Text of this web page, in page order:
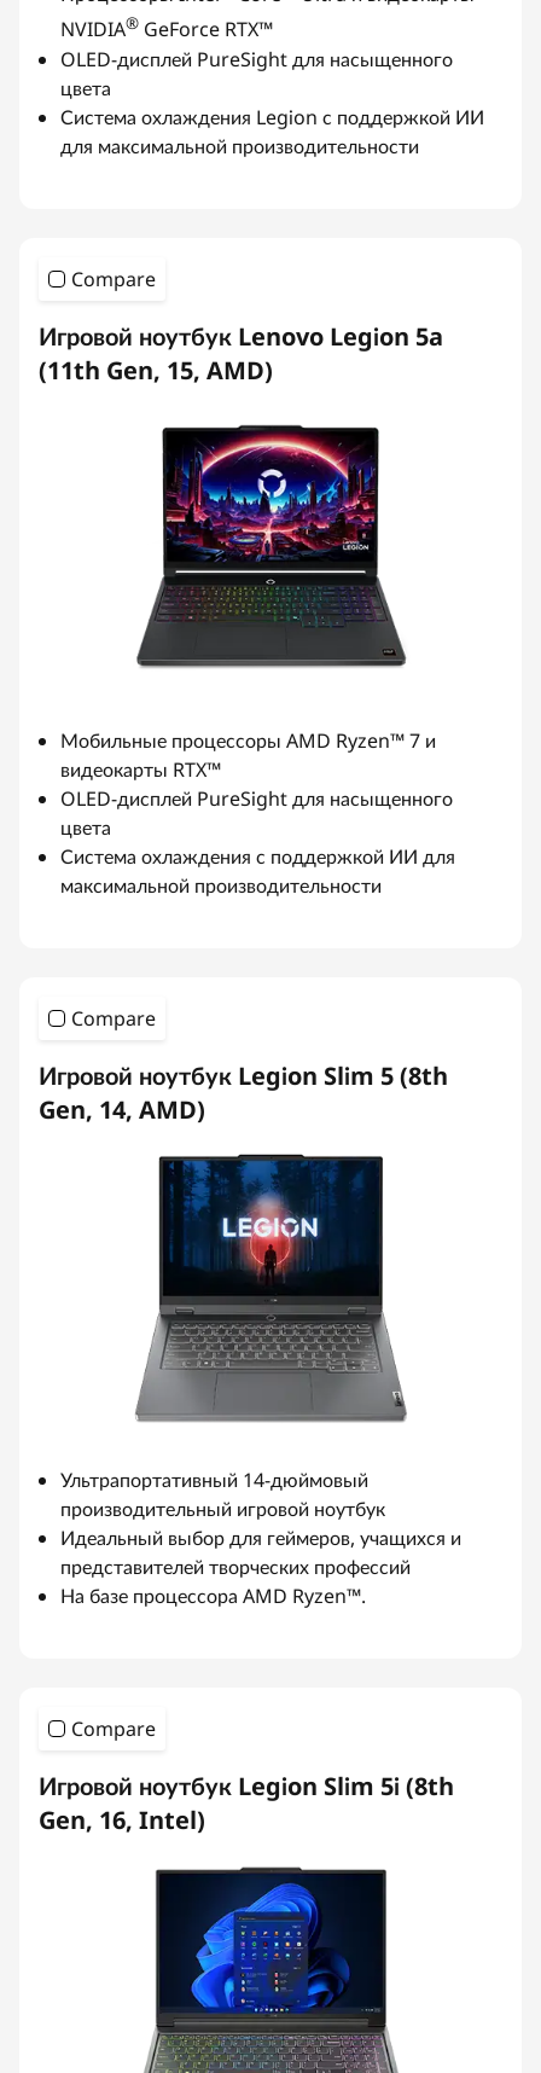
NVIDIA® GeForce RTX™
OLED-дисплей PureSight для насыщенного
цвета
Система охлаждения Legion с поддержкой ИИ
для максимальной производительности
Compare
Игровой ноутбук Lenovo Legion 5a
(11th Gen, 15, AMD)
Мобильные процессоры AMD Ryzen™ 7 и
видеокарты RTX™
OLED-дисплей PureSight для насыщенного
цвета
Система охлаждения с поддержкой ИИ для
максимальной производительности
Compare
Игровой ноутбук Legion Slim 5 (8th
Gen, 14, AMD)
Ультрапортативный 14-дюймовый
производительный игровой ноутбук
Идеальный выбор для геймеров, учащихся и
представителей творческих профессий
На базе процессора AMD Ryzen™.
Compare
Игровой ноутбук Legion Slim 5i (8th
Gen, 16, Intel)